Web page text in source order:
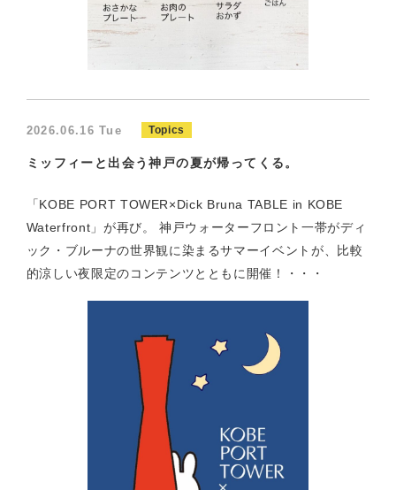
2026.06.16 Tue Topics
ミッフィーと出会う神戸の夏が帰ってくる。
「KOBE PORT TOWER×Dick Bruna TABLE in KOBE
Waterfront」が再び。 神戸ウォーターフロント一帯がディ
ック・ブルーナの世界観に染まるサマーイベントが、比較
的涼しい夜限定のコンテンツとともに開催！・・・